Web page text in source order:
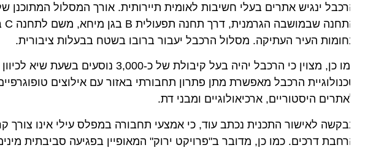
העיר העתיקה. מסלול הרכבל יעבור ברובו בשטח בבעלות ציבורית.
כמו כן, מצוין כי הרכבל יהיה בעל קיבולת של כ-
הרכבל מאפשרת מתן פתרון תחבורתי באזור עם אילוצים
היסטוריים, ארכיאולוגיים ומבני דת.
לאישור התכנית נכתב עוד, כי אמצעי תחבורה במפלס עילי אינו צורך
דרכים. כמו כן, מדובר ב"פרויקט ירוק" המאופיין בפגיעה סביבתית